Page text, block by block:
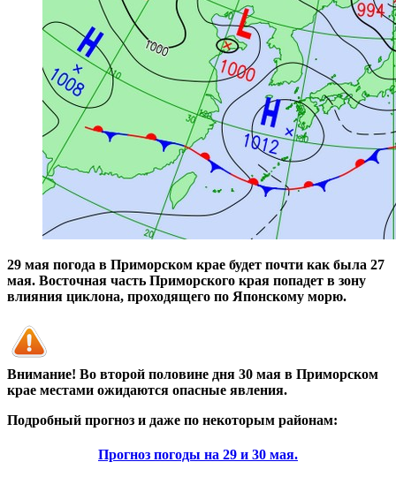
29 мая погода в Приморском крае будет почти как была 27
мая. Восточная часть Приморского края попадет в зону
влияния циклона, проходящего по Японскому морю.
Внимание! Во второй половине дня 30 мая в Приморском
крае местами ожидаются опасные явления.
Подробный прогноз и даже по некоторым районам:
Прогноз погоды на 29 и 30 мая.